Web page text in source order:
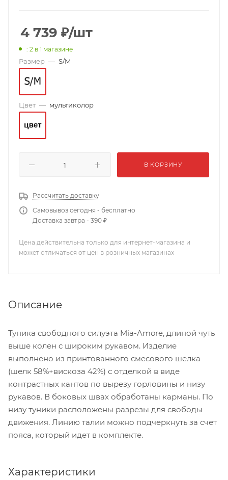
4 739 ₽/шт
: 2 в 1 магазине
Размер — S/M
Цвет — мультиколор
В КОРЗИНУ
Рассчитать доставку
Самовывоз сегодня - бесплатно
Доставка завтра - 390 ₽
Цена действительна только для интернет-магазина и
может отличаться от цен в розничных магазинах
Описание
Туника свободного силуэта Mia-Amore, длиной чуть
выше колен с широким рукавом. Изделие
выполнено из принтованного смесового шелка
(шелк 58%+вискоза 42%) с отделкой в виде
контрастных кантов по вырезу горловины и низу
рукавов. В боковых швах обработаны карманы. По
низу туники расположены разрезы для свободы
движения. Линию талии можно подчеркнуть за счет
пояса, который идет в комплекте.
Характеристики